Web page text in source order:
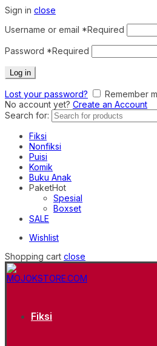
Sign in close
Username or email *Required
Password *Required
Log in
Lost your password?
Remember
No account yet? Create an Account
Search for:
Fiksi
Nonfiksi
Puisi
Komik
Buku Anak
PaketHot
Spesial
Boxset
SALE
Wishlist
Shopping cart close
Fiksi